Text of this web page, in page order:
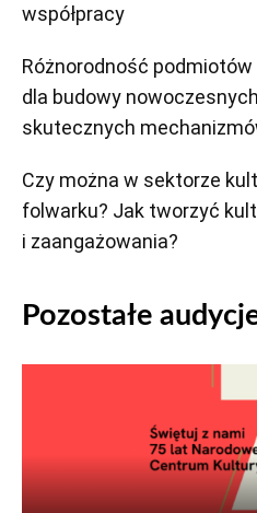
współpracy
Różnorodność
dla budowy
skutecznych
Czy można w sektorze
folwarku? Jak tworzyć
i zaangażowania?
Pozostałe